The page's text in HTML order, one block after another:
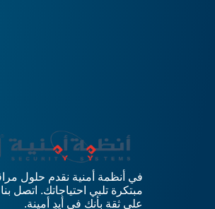
في أنظمة أمنية نقدم حلول
مبتكرة تلبي احتياجاتك. اتصل
على ثقة بأنك في أيدٍ أمينة.